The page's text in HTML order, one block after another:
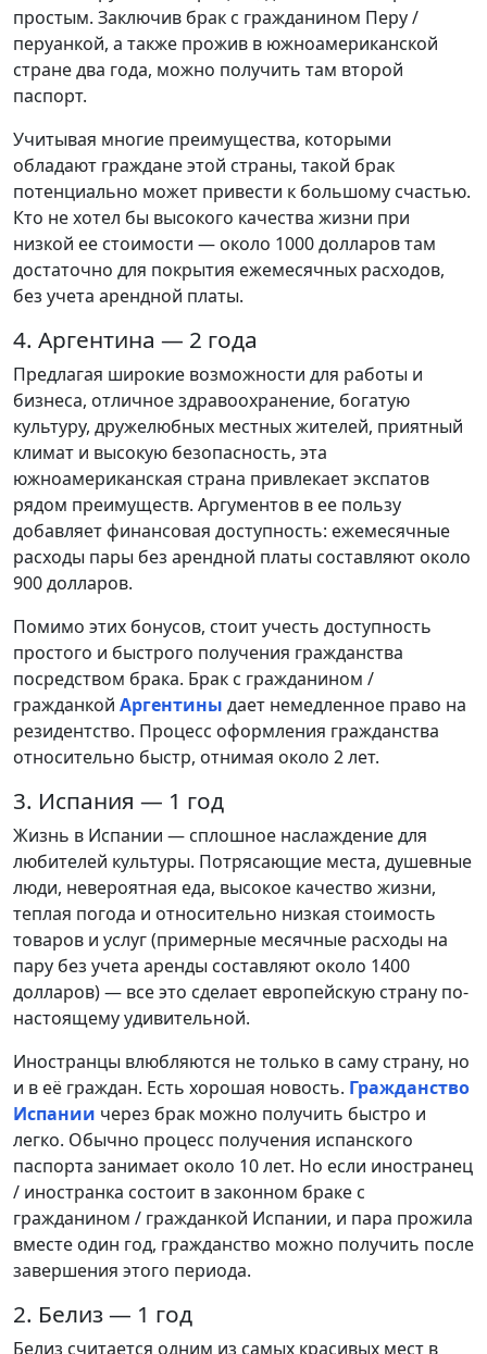
простым. Заключив брак с гражданином Перу /
перуанкой, а также прожив в южноамериканской
стране два года, можно получить там второй
паспорт.
Учитывая многие преимущества, которыми
обладают граждане этой страны, такой брак
потенциально может привести к большому счастью.
Кто не хотел бы высокого качества жизни при
низкой ее стоимости — около 1000 долларов там
достаточно для покрытия ежемесячных расходов,
без учета арендной платы.
4. Аргентина — 2 года
Предлагая широкие возможности для работы и
бизнеса, отличное здравоохранение, богатую
культуру, дружелюбных местных жителей, приятный
климат и высокую безопасность, эта
южноамериканская страна привлекает экспатов
рядом преимуществ. Аргументов в ее пользу
добавляет финансовая доступность: ежемесячные
расходы пары без арендной платы составляют около
900 долларов.
Помимо этих бонусов, стоит учесть доступность
простого и быстрого получения гражданства
посредством брака. Брак с гражданином /
гражданкой Аргентины дает немедленное право на
резидентство. Процесс оформления гражданства
относительно быстр, отнимая около 2 лет.
3. Испания — 1 год
Жизнь в Испании — сплошное наслаждение для
любителей культуры. Потрясающие места, душевные
люди, невероятная еда, высокое качество жизни,
теплая погода и относительно низкая стоимость
товаров и услуг (примерные месячные расходы на
пару без учета аренды составляют около 1400
долларов) — все это сделает европейскую страну по-
настоящему удивительной.
Иностранцы влюбляются не только в саму страну, но
и в её граждан. Есть хорошая новость. Гражданство
Испании через брак можно получить быстро и
легко. Обычно процесс получения испанского
паспорта занимает около 10 лет. Но если иностранец
/ иностранка состоит в законном браке с
гражданином / гражданкой Испании, и пара прожила
вместе один год, гражданство можно получить после
завершения этого периода.
2. Белиз — 1 год
Белиз считается одним из самых красивых мест в